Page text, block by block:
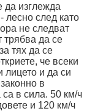
изглежда
лесно след като
не следват
трябва да се
тях да се
че всеки
лицето и да си
в
са в сила. 50 км/ч
и 120 км/ч